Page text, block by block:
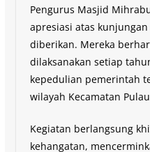
Pengurus Masjid
apresiasi atas
diberikan. Mereka
dilaksanakan setiap
kepedulian pemerintah
wilayah Kecamatan
Kegiatan berlangsung
kehangatan,